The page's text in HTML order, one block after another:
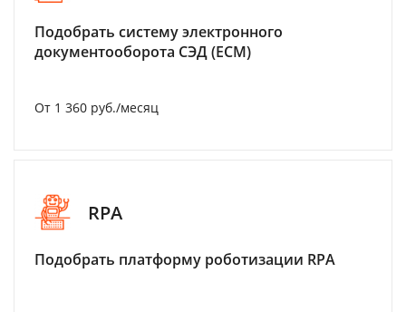
Подобрать систему электронного
документооборота СЭД (ECM)
От 1 360 руб./месяц
RPA
Подобрать платформу роботизации RPA